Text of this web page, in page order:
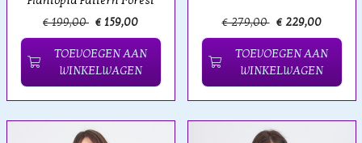
€ 199,00 € 159,00
TOEVOEGEN AAN
WINKELWAGEN
€ 279,00 € 229,00
TOEVOEGEN AAN
WINKELWAGEN